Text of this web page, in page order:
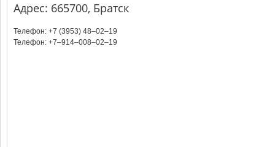
Адрес: 665700, Братск
Телефон: +7 (3953) 48‒02‒19
Телефон: +7‒914‒008‒02‒19